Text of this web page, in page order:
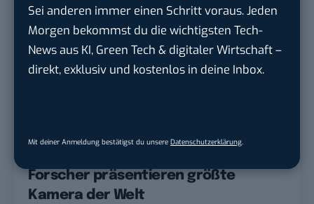
Sei anderen immer einen Schritt voraus. Jeden
Morgen bekommst du die wichtigsten Tech-
News aus KI, Green Tech & digitaler Wirtschaft –
direkt, exklusiv und kostenlos in deine Inbox.
Mit deiner Anmeldung bestätigst du unsere Datenschutzerklärung
Forscher präsentieren größte
Kamera der Welt